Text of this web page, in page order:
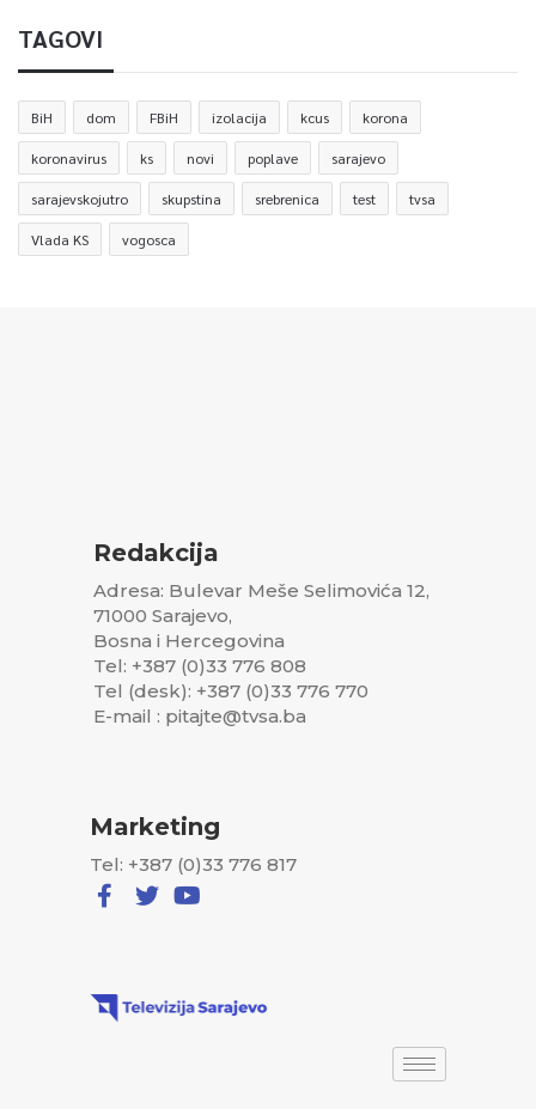
TAGOVI
BiH dom FBiH izolacija kcus korona
koronavirus ks novi poplave sarajevo
sarajevskojutro skupstina srebrenica test tvsa
Vlada KS vogosca
Redakcija
Adresa: Bulevar Meše Selimovića 12,
71000 Sarajevo,
Bosna i Hercegovina
Tel: +387 (0)33 776 808
Tel (desk): +387 (0)33 776 770
E-mail : pitajte@tvsa.ba
Marketing
Tel: +387 (0)33 776 817